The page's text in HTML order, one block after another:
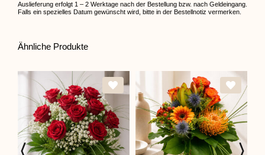
Auslieferung erfolgt 1 – 2 Werktage nach der Bestellung bzw. nach Geldeingang.
Falls ein spezielles Datum gewünscht wird, bitte in der Bestellnotiz vermerken.
Ähnliche Produkte